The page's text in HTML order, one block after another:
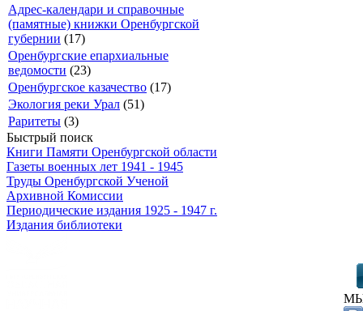
Адрес-календари и справочные
(памятные) книжки Оренбургской
губернии (17)
Оренбургские епархиальные
ведомости (23)
Оренбургское казачество (17)
Экология реки Урал (51)
Раритеты (3)
Быстрый поиск
Книги Памяти Оренбургской области
Газеты военных лет 1941 - 1945
Труды Оренбургской Ученой
Архивной Комиссии
Периодические издания 1925 - 1947 г.
Издания библиотеки